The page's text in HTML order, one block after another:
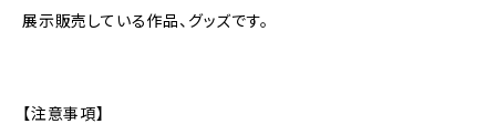
展示販売している作品、グッズです。
【注意事項】